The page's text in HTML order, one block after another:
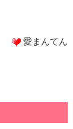
愛まんてん